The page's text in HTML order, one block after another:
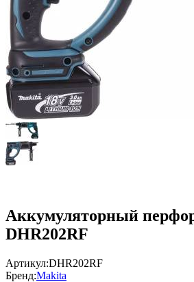
Аккумуляторный
DHR202RF
Артикул:DHR202RF
Бренд:Makita